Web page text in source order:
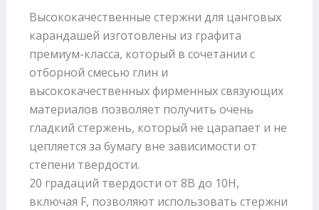
Высококачественные стержни для цанговых
карандашей изготовлены из графита
премиум-класса, который в сочетании с
отборной смесью глин и
высококачественных фирменных связующих
материалов позволяет получить очень
гладкий стержень, который не царапает и не
цепляется за бумагу вне зависимости от
степени твердости.
20 градаций твердости от 8B до 10H,
включая F, позволяют использовать стержни